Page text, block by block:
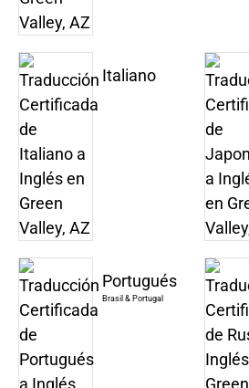
Italiano
Portugués
Brasil & Portugal